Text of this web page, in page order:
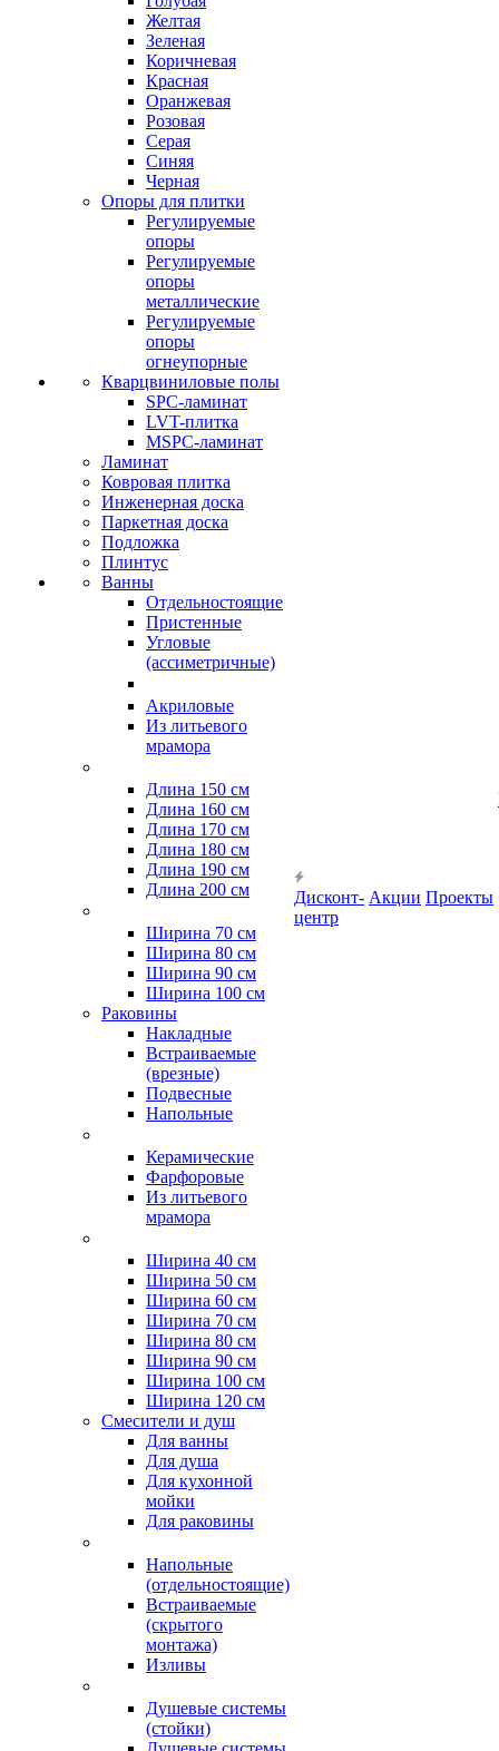
Желтая
Зеленая
Коричневая
Красная
Оранжевая
Розовая
Серая
Синяя
Черная
Опоры для плитки
Регулируемые
опоры
Регулируемые
опоры
металлические
Регулируемые
опоры
огнеупорные
Кварцвиниловые полы
SPC-ламинат
LVT-плитка
MSPC-ламинат
Ламинат
Ковровая плитка
Инженерная доска
Паркетная доска
Подложка
Плинтус
Ванны
Отдельностоящие
Пристенные
Угловые
(ассиметричные)
Акриловые
Из литьевого
мрамора
Длина 150 см
Длина 160 см
Длина 170 см
Длина 180 см
Длина 190 см
Длина 200 см
Ширина 70 см
Ширина 80 см
Ширина 90 см
Ширина 100 см
Раковины
Накладные
Встраиваемые
(врезные)
Подвесные
Напольные
Керамические
Фарфоровые
Из литьевого
мрамора
Ширина 40 см
Ширина 50 см
Ширина 60 см
Ширина 70 см
Ширина 80 см
Ширина 90 см
Ширина 100 см
Ширина 120 см
Смесители и душ
Для ванны
Для душа
Для кухонной
мойки
Для раковины
Напольные
(отдельностоящие)
Встраиваемые
(скрытого
монтажа)
Изливы
Душевые системы
(стойки)
Дисконт-
центр
Акции Проекты